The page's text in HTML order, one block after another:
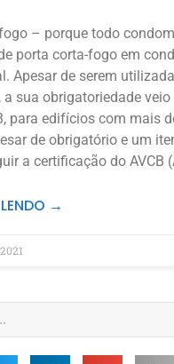
– porque todo
porta corta-fogo em
Apesar de serem
a sua obrigatoriedade
para edifícios com mais
de obrigatório e um
a certificação do AVCB
→